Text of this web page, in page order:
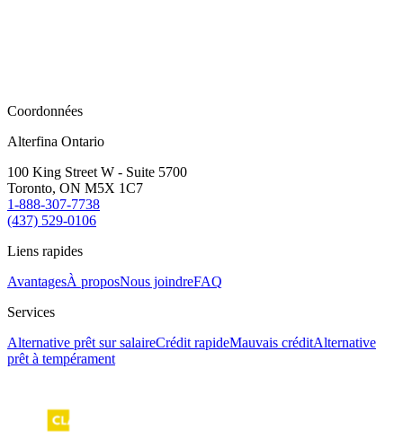
Coordonnées
Alterfina Ontario
100 King Street W - Suite 5700
Toronto, ON M5X 1C7
1-888-307-7738
(437) 529-0106
Liens rapides
AvantagesÀ proposNous joindreFAQ
Services
Alternative prêt sur salaireCrédit rapideMauvais créditAlternative
prêt à tempérament